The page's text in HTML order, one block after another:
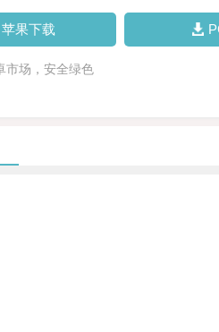
苹果下载
市场，安全绿色